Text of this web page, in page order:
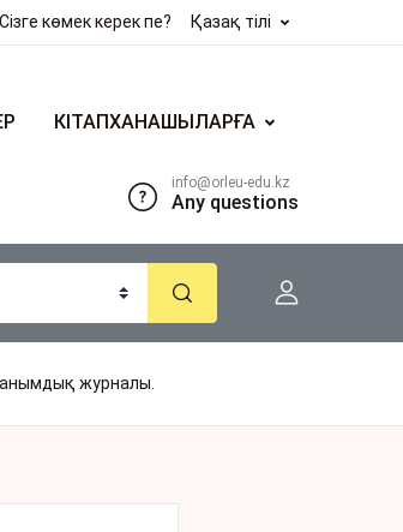
Сізге көмек керек пе? Қазақ тілі
КІТАПХАНАШЫЛАРҒА
info@orleu-edu.kz
Any questions
журналы.